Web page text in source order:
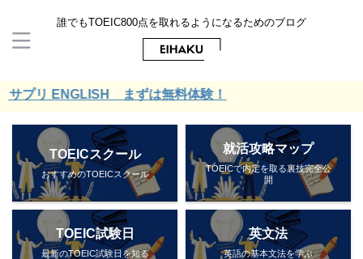
誰でもTOEIC800点を取れるようになるためのブログ
まずは無料体験！
TOEICスクール
おすすめのTOEICスクール
就活攻略マップ
TOEICで内定を取る裏技完全公
開
TOEIC試験日
最新のTOEIC試験日を知る
英文法
英語の基本文法を学ぶ